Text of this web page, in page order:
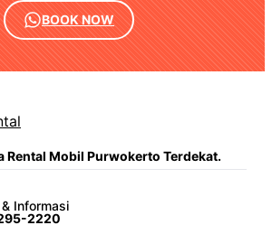
BOOK NOW
Rental Mobil Purwokerto Terdekat.
Informasi
2220